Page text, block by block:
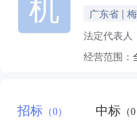
广东省 |
法定代表人
经营范围：
招标 （0） 中标 （0